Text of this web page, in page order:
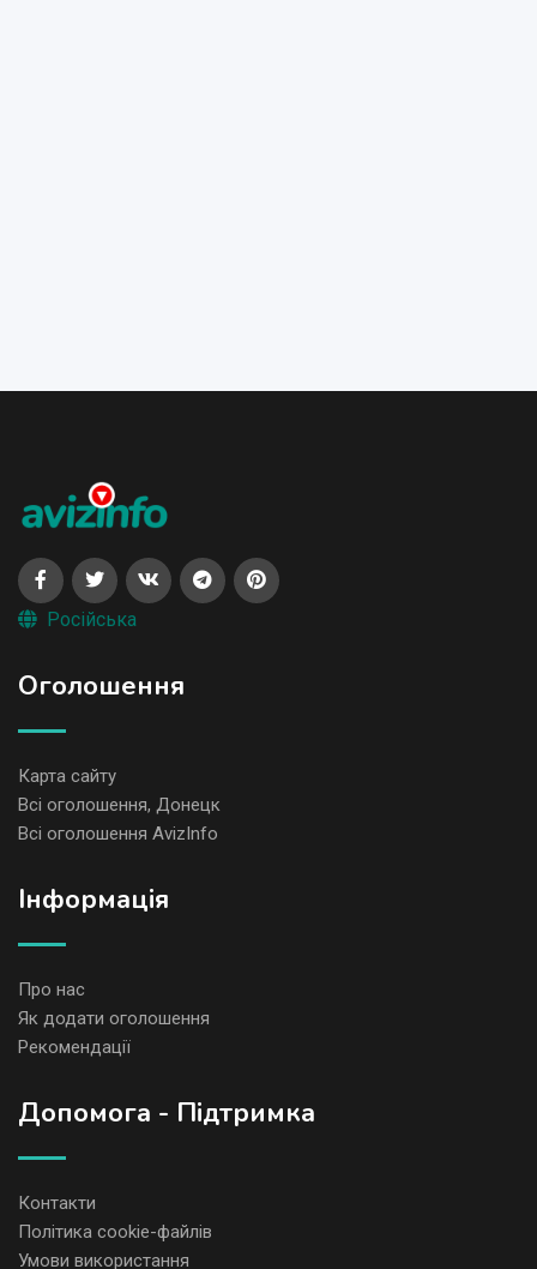
Російська
Оголошення
Карта сайту
Всі оголошення, Донецк
Всі оголошення AvizInfo
Iнформація
Про нас
Як додати оголошення
Рекомендації
Допомога - Підтримка
Контакти
Політика cookie-файлів
Умови використання